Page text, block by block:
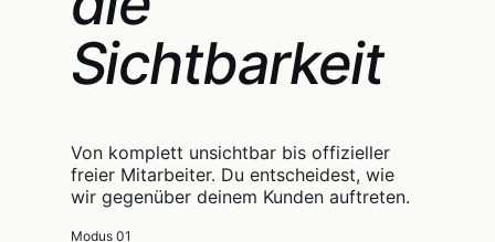
Sichtbarkeit
Von komplett unsichtbar bis offizieller
freier Mitarbeiter. Du entscheidest, wie
wir gegenüber deinem Kunden auftreten.
Modus 01